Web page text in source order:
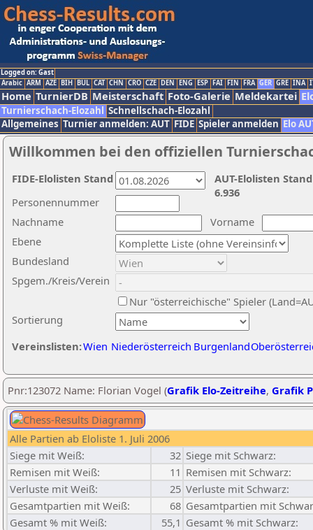
Logged on: Gast
Arabic ARM AZE BIH BUL CAT CHN CRO CZE DEN ENG ESP FAI FIN FRA GER GRE INA
Home TurnierDB Meisterschaft Foto-Galerie Meldekartei
Turnierschach-Elozahl Schnellschach-Elozahl
Allgemeines Turnier anmelden: AUT FIDE Spieler anmelden Elo
Willkommen bei den offiziellen
Nachname
Vorname
Ebene
Sortierung
Personennummer
Bundesland
Spgem./Kreis/Verein
Nur "österreichische" Spieler
Vereinslisten:Wien Niederösterreich Burgenland
AUT-Elolisten
6.936
FIDE-Elolisten Stand
Pnr:123072 Name: Florian Vogel (Grafik Elo-Zeitreihe, Grafik
Alle Partien ab Eloliste 1. Juli 2006
Siege mit Weiß:
32 Siege mit Schwarz:
Remisen mit Weiß:
11 Remisen mit Schwarz:
Verluste mit Weiß:
25 Verluste mit Schwarz:
Gesamtpartien mit Weiß:
68 Gesamtpartien mit
Gesamt % mit Weiß:
55,1 Gesamt % mit Schwarz: